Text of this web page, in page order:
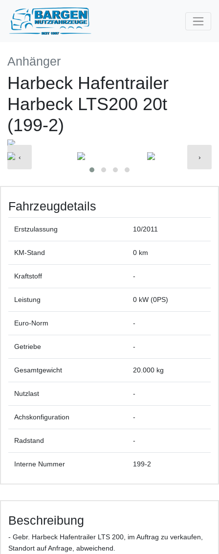
Anhänger
Harbeck Hafentrailer
Harbeck LTS200 20t
(199-2)
‹ ›
Fahrzeugdetails
Erstzulassung 10/2011
KM-Stand 0 km
Kraftstoff -
Leistung 0 kW (0PS)
Euro-Norm -
Getriebe -
Gesamtgewicht 20.000 kg
Nutzlast -
Achskonfiguration -
Radstand -
Interne Nummer 199-2
Beschreibung
- Gebr. Harbeck Hafentrailer LTS 200, im Auftrag zu verkaufen,
Standort auf Anfrage, abweichend.